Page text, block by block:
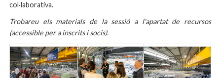
col·laborativa.
Trobareu els materials de la sessió a l'apartat de recursos
(accessible per a inscrits i socis).